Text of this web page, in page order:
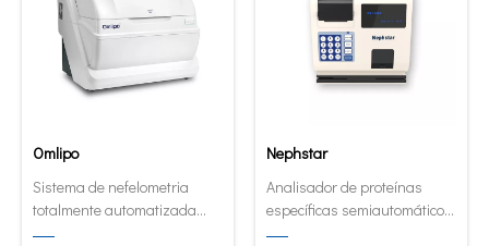
Omlipo
Sistema de nefelometria
totalmente automatizada
para laboratórios de
Nephstar
Analisador de proteínas
específicas semiautomático
mais versátil